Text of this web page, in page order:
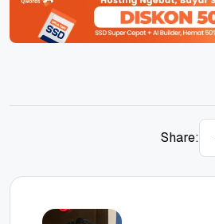
Share: